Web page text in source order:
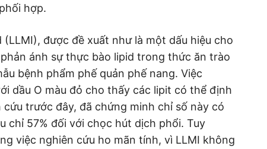
hợp.
được đề xuất như là một dấu hiệu cho
ánh sự thực bào lipid trong thức ăn trào
bệnh phẩm phế quản phế nang. Việc
dầu O màu đỏ cho thấy các lipit có thể định
trước đây, đã chứng minh chỉ số này có
chỉ 57% đối với chọc hút dịch phổi. Tuy
việc nghiên cứu ho mãn tính, vì LLMI không